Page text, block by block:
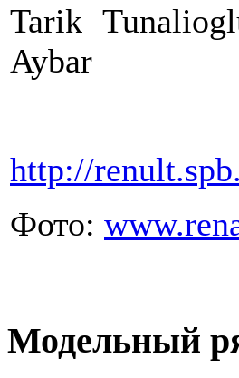
Tarik
Aybar
http://
Фото:
Модельный